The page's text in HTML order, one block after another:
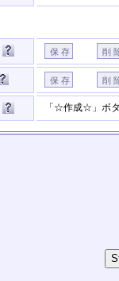
「☆作成☆」ボ